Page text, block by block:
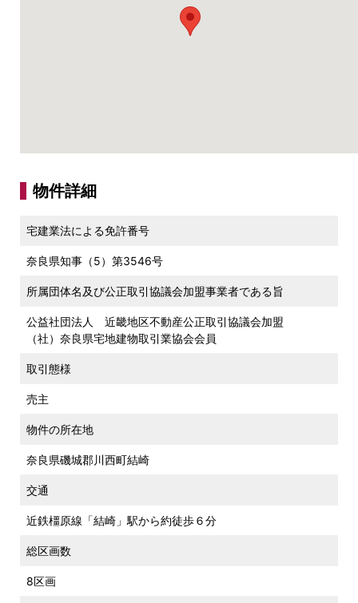
物件詳細
宅建業法による免許番号
奈良県知事（5）第3546号
所属団体名及び公正取引協議会加盟事業者である旨
公益社団法人 近畿地区不動産公正取引協議会加盟
（社）奈良県宅地建物取引業協会会員
取引態様
売主
物件の所在地
奈良県磯城郡川西町結崎
交通
近鉄橿原線「結崎」駅から約徒歩６分
総区画数
8区画